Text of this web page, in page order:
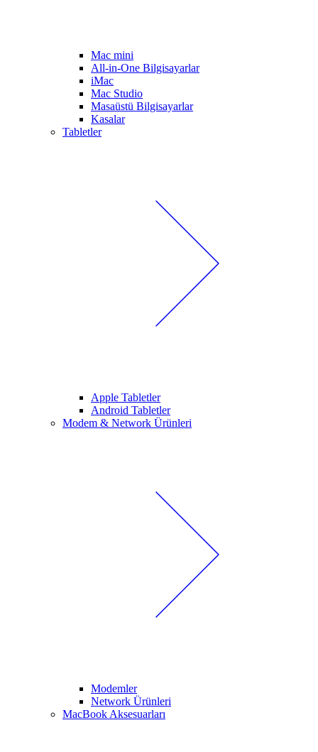
Mac mini
All-in-One Bilgisayarlar
iMac
Mac Studio
Masaüstü Bilgisayarlar
Kasalar
Tabletler
Apple Tabletler
Android Tabletler
Modem & Network Ürünleri
Modemler
Network Ürünleri
MacBook Aksesuarları